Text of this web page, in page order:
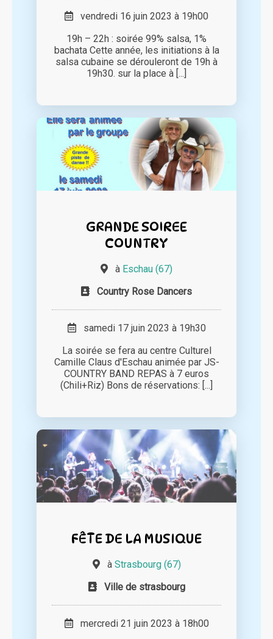
vendredi 16 juin 2023 à 19h00
19h – 22h : soirée 99% salsa, 1%
bachata Cette année, les initiations à la
salsa cubaine se dérouleront de 19h à
19h30. sur la place à [...]
GRANDE SOIREE
COUNTRY
à Eschau (67)
Country Rose Dancers
samedi 17 juin 2023 à 19h30
La soirée se fera au centre Culturel
Camille Claus d'Eschau animée par JS-
COUNTRY BAND REPAS à 7 euros
(Chili+Riz) Bons de réservations: [...]
FÊTE DE LA MUSIQUE
à Strasbourg (67)
Ville de strasbourg
mercredi 21 juin 2023 à 18h00